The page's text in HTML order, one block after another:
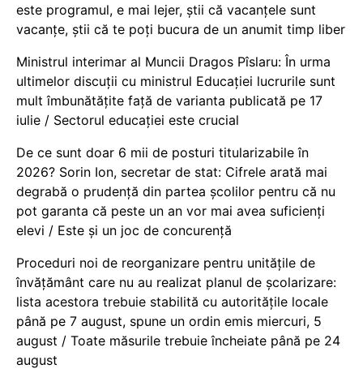
este programul, e mai lejer, știi că vacanțele sunt
vacanţe, știi că te poți bucura de un anumit timp liber
Ministrul interimar al Muncii Dragos Pîslaru: În urma
ultimelor discuții cu ministrul Educației lucrurile sunt
mult îmbunătățite față de varianta publicată pe 17
iulie / Sectorul educației este crucial
De ce sunt doar 6 mii de posturi titularizabile în
2026? Sorin Ion, secretar de stat: Cifrele arată mai
degrabă o prudență din partea școlilor pentru că nu
pot garanta că peste un an vor mai avea suficienți
elevi / Este și un joc de concurență
Proceduri noi de reorganizare pentru unitățile de
învățământ care nu au realizat planul de școlarizare:
lista acestora trebuie stabilită cu autoritățile locale
până pe 7 august, spune un ordin emis miercuri, 5
august / Toate măsurile trebuie încheiate până pe 24
august